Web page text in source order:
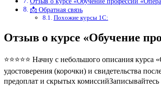
📩 Обратная связь
Похожие курсы 1С:
Отзыв о курсе «Обучение
⭐⭐⭐⭐⭐ Начну с небольшого описания
удостоверения (корочки) и свидетельства
предоплат и скрытых